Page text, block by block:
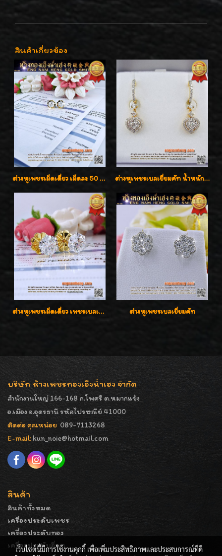
สินค้าเกี่ยวข้อง
ต่างหูเพชรเม็ดเดี่ยว เม็ดละ 50 สตางค์ คู่ละ 1 กะรัต เพชรเบลเยี่ยมคัท น้ำ 98 F-Color/ VVS2 / 3EX พร้อมใบเซอร์สถาบัน GIA มาตรฐานสากลค่ะ ต่างหูเพชรเบลเยี่ยมคัท น้ำหนักเพชร 0.99 กะรัต ต่างหูห้อยตุ้งติ้งหัวใจสวยน่ารักใส่ได้ทุกวันค่ะ
ต่างหูเพชรเม็ดเดี่ยว เพชรเบลเยี่ยมคัท น้ำ 96 H-Color/IF & VVS2/3EX น้ำหนักเพชรรวม 1.83 กะรัต พร้อมใบเซอร์ LAB GIA & HRD เพชรสวยปิ๊ง ราคาขายส่งค่ะ ต่างหูเพชรเบลเยี่ยมคัท
บริษัท ห้างเพชรทองเอ็งน่ำเฮง จำกัด
สำนักงานใหญ่ 166-168 ถ.โพศรี ต.หมากแข้ง
อ.เมือง จ.อุดรธานี รหัสไปรษณีย์ 41000
ติดต่อ คุณหน่อย 089-7113268
E-mail: kun_noie@hotmail.com
สินค้า
สินค้าทั้งหมด
เครื่องประดับเพชร
เครื่องประดับทอง
เครื่องประดับอื่นๆ
เว็บไซต์นี้มีการใช้งานคุกกี้ เพื่อเพิ่มประสิทธิภาพและประสบการณ์ที่ดี